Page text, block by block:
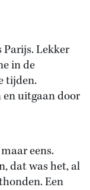
Lekker
in de
tijden.
uitgaan door
eens.
dat was het, al
Een